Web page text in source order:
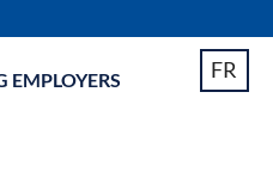
EMPLOYERS FR